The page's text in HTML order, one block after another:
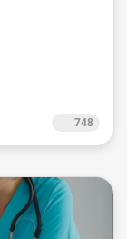
748